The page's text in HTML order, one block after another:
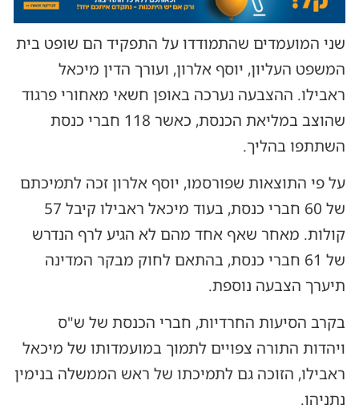
שני המועמדים שהתמודדו על התפקיד הם שופט בית
המשפט העליון, יוסף אלרון, ועורך הדין מיכאל
ראבילו. ההצבעה נערכה באופן חשאי מאחורי פרגוד
שהוצב במליאת הכנסת, כאשר 118 חברי כנסת
השתתפו בהליך.
על פי התוצאות שפורסמו, יוסף אלרון זכה לתמיכתם
של 60 חברי כנסת, בעוד מיכאל ראבילו קיבל 57
קולות. מאחר שאף אחד מהם לא הגיע לרף הנדרש
של 61 חברי כנסת, בהתאם לחוק מבקר המדינה
תיערך הצבעה נוספת.
בקרב הסיעות החרדיות, חברי הכנסת של ש"ס
ויהדות התורה צפויים לתמוך במועמדותו של מיכאל
ראבילו, הזוכה גם לתמיכתו של ראש הממשלה בנימין
נתניהו.